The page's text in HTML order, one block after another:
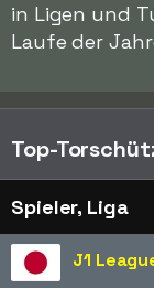
in Ligen und
Laufe der
Top-
Spieler, Liga
J1